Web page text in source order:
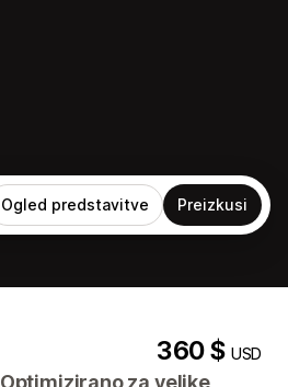
Ogled predstavitve Preizkusi
360 $USD
Optimizirano za velike